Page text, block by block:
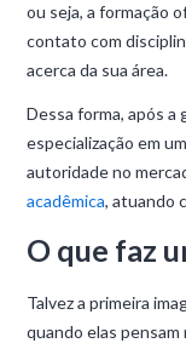
ou seja, a formação
contato com
acerca da sua área.
Dessa forma, após a
especialização em
autoridade no
acadêmica, atuando
O que faz
Talvez a primeira
quando elas